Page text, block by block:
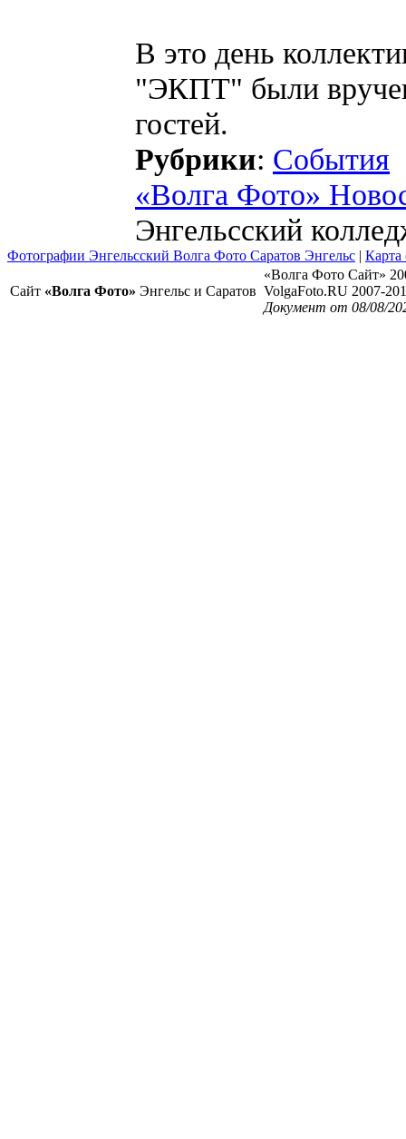
В это день
"ЭКПТ" были
гостей.
Рубрики: События
«Волга Фото»
Энгельсский
Фотографии Энгельсский Волга Фото Саратов Энгельс | Карта
Сайт «Волга Фото» Энгельс и Саратов
«Волга Фото Сайт»
VolgaFoto.RU 2007-
Документ от 08/08/